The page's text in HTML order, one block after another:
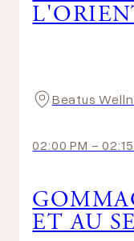
Beatus
02:00 PM -
ET AU